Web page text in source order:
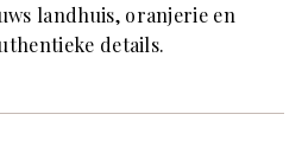
landhuis, oranjerie en
details.